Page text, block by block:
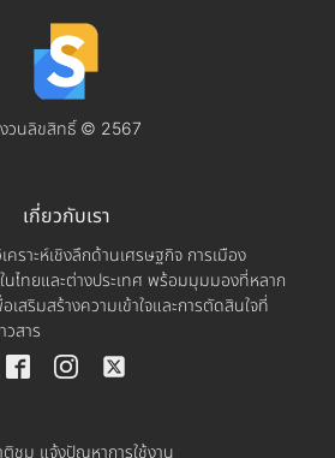
วนลิขสิทธิ์ © 2567
เกี่ยวกับเรา
คราะห์เชิงลึกด้านเศรษฐกิจ การเมือง
นไทยและต่างประเทศ พร้อมมุมมองที่หลาก
เสริมสร้างความเข้าใจและการตัดสินใจที่
สาร
ติชม แจ้งปัญหาการใช้งาน